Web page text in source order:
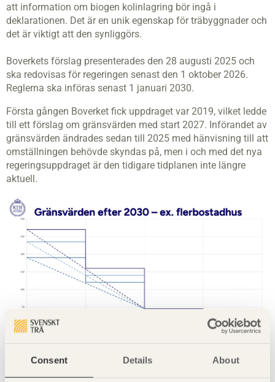
Consent Details About
att information om biogen kolinlagring bör ingå i
deklarationen. Det är en unik egenskap för träbyggnader och
det är viktigt att den synliggörs.
Boverkets förslag presenterades den 28 augusti 2025 och
ska redovisas för regeringen senast den 1 oktober 2026.
Reglerna ska införas senast 1 januari 2030.
Första gången Boverket fick uppdraget var 2019, vilket ledde
till ett förslag om gränsvärden med start 2027. Införandet av
gränsvärden ändrades sedan till 2025 med hänvisning till att
omställningen behövde skyndas på, men i och med det nya
regeringsuppdraget är den tidigare tidplanen inte längre
aktuell.
KTH, som har i uppdrag av Boverket att ta fram förslag till